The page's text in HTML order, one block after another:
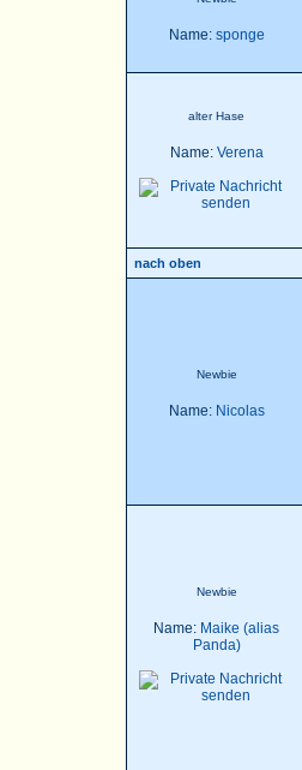
Name: sponge
alter Hase
Name: Verena
nach oben
Newbie
Name: Nicolas
Newbie
Name: Maike (alias
Panda)